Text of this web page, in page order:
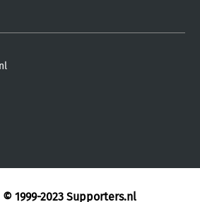
1999-2023 Supporters.nl